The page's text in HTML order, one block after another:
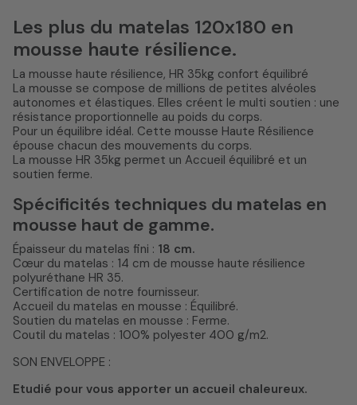
Les plus du matelas 120x180 en
mousse haute résilience.
La mousse haute résilience, HR 35kg confort équilibré
La mousse se compose de millions de petites alvéoles
autonomes et élastiques. Elles créent le multi soutien : une
résistance proportionnelle au poids du corps.
Pour un équilibre idéal. Cette mousse Haute Résilience
épouse chacun des mouvements du corps.
La mousse HR 35kg permet un Accueil équilibré et un
soutien ferme.
Spécificités techniques du matelas en
mousse haut de gamme.
Épaisseur du matelas fini : 18 cm.
Cœur du matelas : 14 cm de mousse haute résilience
polyuréthane HR 35.
Certification de notre fournisseur.
Accueil du matelas en mousse : Équilibré.
Soutien du matelas en mousse : Ferme.
Coutil du matelas : 100% polyester 400 g/m2.
SON ENVELOPPE :
Etudié pour vous apporter un accueil chaleureux.